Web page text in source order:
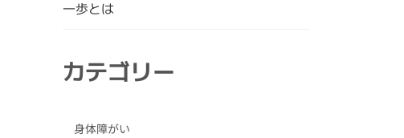
一歩とは
カテゴリー
身体障がい